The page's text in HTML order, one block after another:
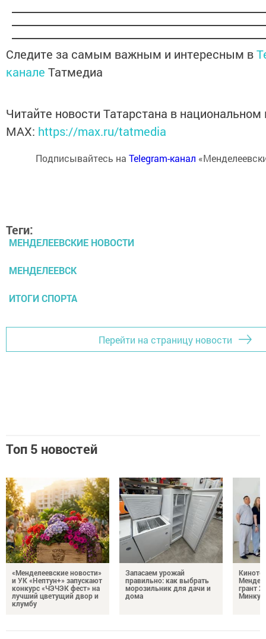
Следите за самым важным и интересным в
канале Татмедиа
Читайте новости Татарстана в
MАХ: https://max.ru/tatmedia
Подписывайтесь на Telegram-канал
Теги:
МЕНДЕЛЕЕВСКИЕ НОВОСТИ
МЕНДЕЛЕЕВСК
ИТОГИ СПОРТА
Перейти на страницу новости
Топ 5 новостей
«Менделеевские новости»
и УК «Нептун+» запускают
конкурс «ЧЭЧЭК фест» на
лучший цветущий двор и
клумбу
Запасаем урожай
правильно: как выбрать
морозильник для дачи и
дома
грант